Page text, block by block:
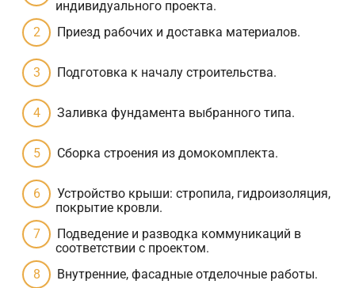
индивидуального проекта.
Приезд рабочих и доставка материалов.
Подготовка к началу строительства.
Заливка фундамента выбранного типа.
Сборка строения из домокомплекта.
Устройство крыши: стропила, гидроизоляция,
покрытие кровли.
Подведение и разводка коммуникаций в
соответствии с проектом.
Внутренние, фасадные отделочные работы.